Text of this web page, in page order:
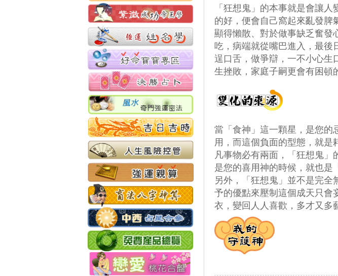
「狂想鬼」的本事就是會讓
的好，便會自己窩起來亂發脾
顯得懶散、對於做事缺乏奮
吃，病端就從嘴巴進入，最後
逞口舌，做爭辯，一不小心生
生挫敗，家庭子嗣更會有困頓
當「食神」這一顆星，是您
用，而這個負面的型態，就是
凡事物必有兩面，「狂想鬼」
是您的喜用神的時候，就也是
另外，「狂想鬼」並不是完
予的優點來壓制這個成天只
衣，變回人人喜歡，多才又多